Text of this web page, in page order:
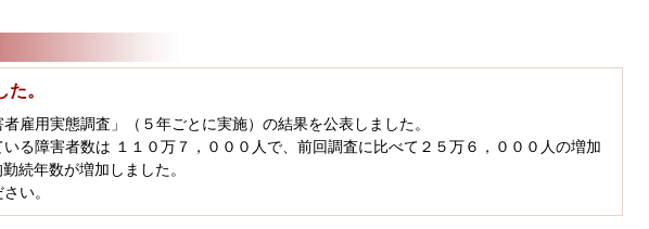
。
雇用実態調査」（５年ごとに実施）の結果を公表しました。
る障害者数は １１０万７，０００人で、前回調査に比べて２５万６，０００人の増加
続年数が増加しました。
い。